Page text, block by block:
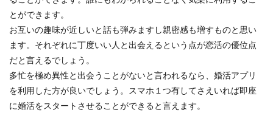
とができます。
お互いの趣味が近しいと話も弾みますし親密感も増すものと思い
ます。それぞれに丁度いい人と出会えるという点が恋活の優位点
だと言えるでしょう。
多忙を極め異性と出会うことがないと言われるなら、婚活アプリ
を利用した方が良いでしょう。スマホ１つ有してさえいれば即座
に婚活をスタートさせることができると言えます。